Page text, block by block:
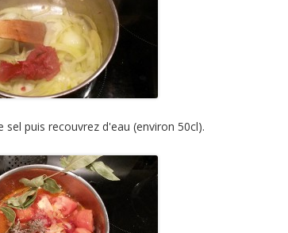
puis recouvrez d'eau (environ 50cl).